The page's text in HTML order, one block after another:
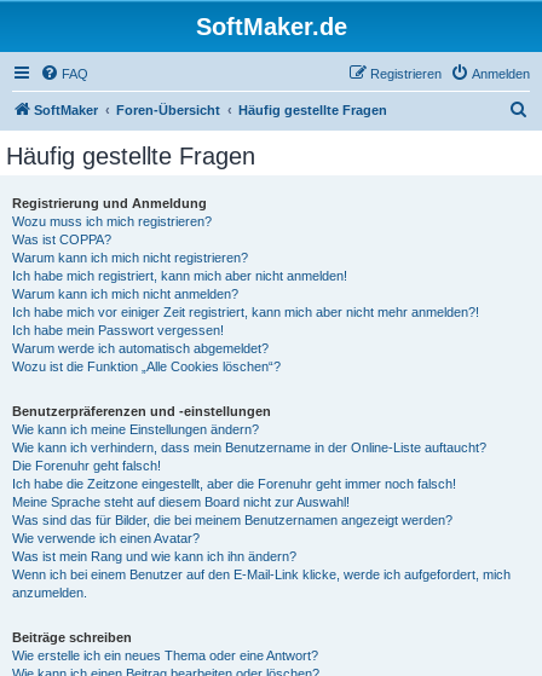
SoftMaker.de
FAQ Anmelden
Registrieren
SoftMaker Foren-Übersicht Häufig gestellte Fragen
Häufig gestellte Fragen
Registrierung und Anmeldung
Wozu muss ich mich registrieren?
Was ist COPPA?
Warum kann ich mich nicht registrieren?
Ich habe mich registriert, kann mich aber nicht anmelden!
Warum kann ich mich nicht anmelden?
Ich habe mich vor einiger Zeit registriert, kann mich aber nicht mehr anmelden?!
Ich habe mein Passwort vergessen!
Warum werde ich automatisch abgemeldet?
Wozu ist die Funktion „Alle Cookies löschen“?
Benutzerpräferenzen und -einstellungen
Wie kann ich meine Einstellungen ändern?
Wie kann ich verhindern, dass mein Benutzername in der Online-Liste auftaucht?
Die Forenuhr geht falsch!
Ich habe die Zeitzone eingestellt, aber die Forenuhr geht immer noch falsch!
Meine Sprache steht auf diesem Board nicht zur Auswahl!
Was sind das für Bilder, die bei meinem Benutzernamen angezeigt werden?
Wie verwende ich einen Avatar?
Was ist mein Rang und wie kann ich ihn ändern?
Wenn ich bei einem Benutzer auf den E-Mail-Link klicke, werde ich aufgefordert, mich
anzumelden.
Beiträge schreiben
Wie erstelle ich ein neues Thema oder eine Antwort?